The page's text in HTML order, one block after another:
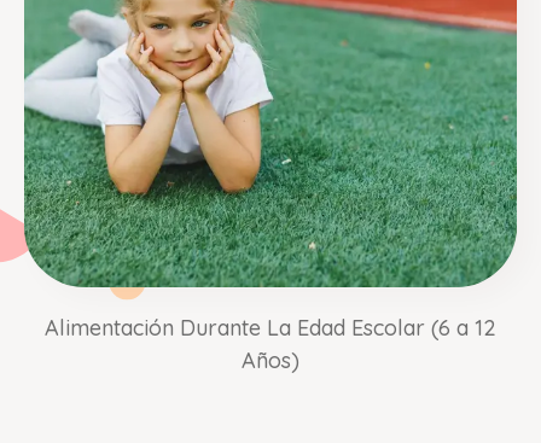
Alimentación Durante La Edad Escolar (6 a 12
Años)